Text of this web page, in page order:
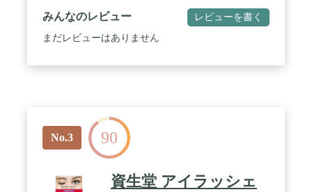
みんなのレビュー レビューを書く
まだレビューはありません
No.3 90
資生堂 アイラッシェ